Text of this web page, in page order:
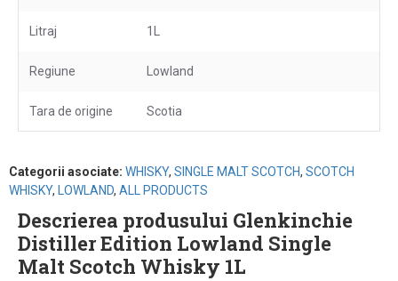
Litraj 1L
Regiune Lowland
Tara de origine Scotia
Categorii asociate: WHISKY, SINGLE MALT SCOTCH, SCOTCH
WHISKY, LOWLAND, ALL PRODUCTS
Descrierea produsului Glenkinchie
Distiller Edition Lowland Single
Malt Scotch Whisky 1L